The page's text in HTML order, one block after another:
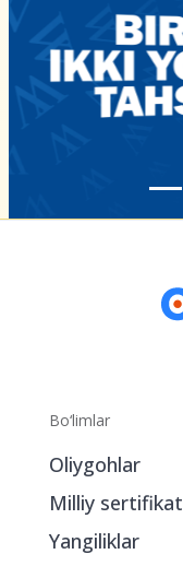
Bo‘limlar
Oliygohlar
Milliy sertifikat
Yangiliklar